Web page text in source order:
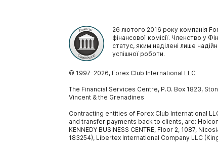
26 лютого 2016 року компанія
фінансової комісії. Членство у
статус, яким наділені лише
успішної роботи.
© 1997–2026, Forex Club International LLC
The Financial Services Centre, P.O. Box 1823,
Vincent & the Grenadines
Contracting entities of Forex Club International
and transfer payments back to clients, are:
KENNEDY BUSINESS CENTRE, Floor 2, 1087,
183254), Libertex International Company LLC